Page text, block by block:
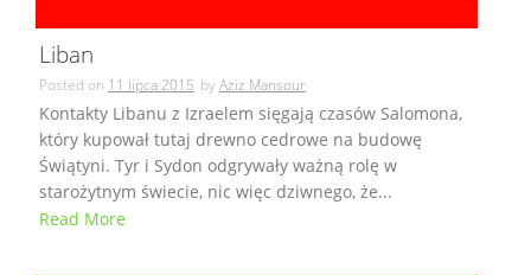
Liban
Posted on 11 lipca 2015 byAziz Mansour
Kontakty Libanu z Izraelem sięgają czasów Salomona,
który kupował tutaj drewno cedrowe na budowę
Świątyni. Tyr i Sydon odgrywały ważną rolę w
starożytnym świecie, nic więc dziwnego, że...
Read More